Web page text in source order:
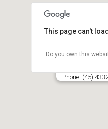
PANEVĖŽIO
Phone: (45)
This page can't
Do you own this